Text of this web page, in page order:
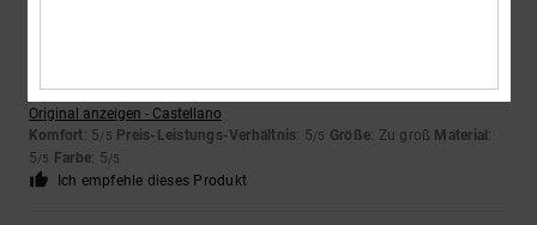
Genau wie auf dem Foto
Original anzeigen - Castellano
Komfort: 5/5 Preis-Leistungs-Verhältnis: 5/5 Größe: Zu groß Material :
5/5 Farbe: 5/5
Ich empfehle dieses Produkt